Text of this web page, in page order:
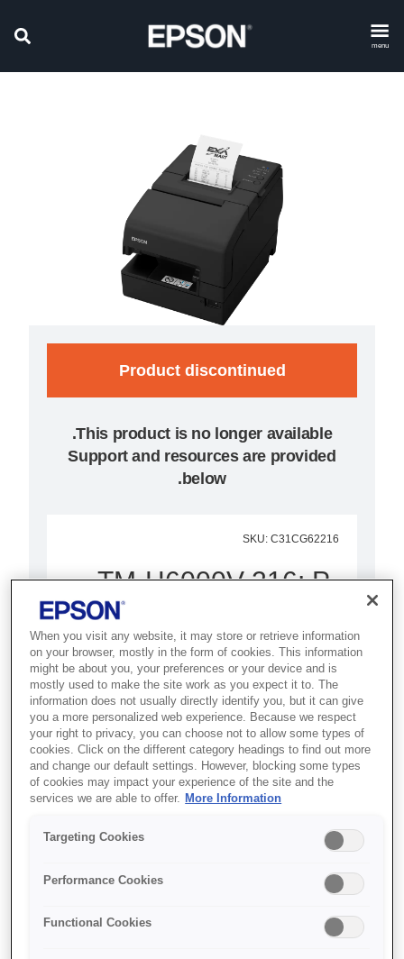
menu
Product discontinued
Support and resources are provided
below.
SKU: C31CG62216
TM-H6000V-216: P-
USB, MICR, Black
מדפסת משולבת לנקודות מכירה,
הכוללת מגוון תכונות בעלות כוללת
(TCO) נמוכה, ומאפשרת הדפסת
קבלות, הדפסת חשבוניות ועיבוד
המחאות – הכול ביחידה אחת
עיבוד המחאות מהיר
When you visit any website, it may store or retrieve information
on your browser, mostly in the form of cookies. This information
might be about you, your preferences or your device and is
mostly used to make the site work as you expect it to. The
information does not usually directly identify you, but it can give
you a more personalized web experience. Because we respect
your right to privacy, you can choose not to allow some types of
cookies. Click on the different category headings to find out more
and change our default settings. However, blocking some types
of cookies may impact your experience of the site and the
services we are able to offer. More Information
Targeting Cookies
Performance Cookies
Functional Cookies